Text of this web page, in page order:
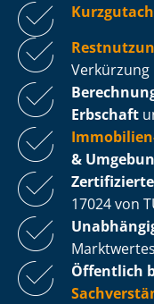
Verkürzung
Erbschaft
&
Zertifizierte
17024 von
Marktwertes
Öffentlich